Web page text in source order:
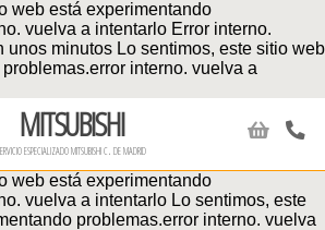
web está experimentando
vuelva a intentarlo Error interno.
unos minutos Lo sentimos, este sitio web
interno. vuelva a
MITSUBISHI
especializado mitsubishi c. de madrid
web está experimentando
vuelva a intentarlo Lo sentimos, este
problemas.error interno. vuelva